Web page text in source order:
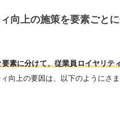
向上の施策を要素ごと
素に分けて、従業員ロイヤリテ
向上の要因は、以下のようにさ